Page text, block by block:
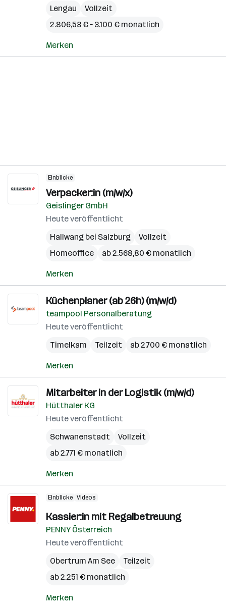
Lengau
Vollzeit
2.806,53 € – 3.100 € monatlich
Merken
Einblicke
Verpacker:in (m/w/x)
Geislinger GmbH
Heute veröffentlicht
Hallwang bei Salzburg
Vollzeit
Homeoffice
ab 2.568,80 € monatlich
Merken
Küchenplaner (ab 26h) (m/w/d)
teampool Personalberatung
Heute veröffentlicht
Timelkam
Teilzeit ab 2.700 € monatlich
Merken
Mitarbeiter in der Logistik (m/w/d)
Hütthaler KG
Heute veröffentlicht
Schwanenstadt
Vollzeit
ab 2.771 € monatlich
Merken
Einblicke Videos
Kassier:in mit Regalbetreuung
PENNY Österreich
Heute veröffentlicht
Obertrum Am See
Teilzeit
ab 2.251 € monatlich
Merken